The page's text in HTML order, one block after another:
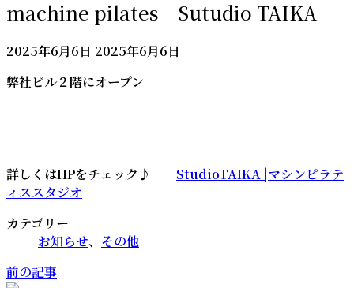
machine pilates Sutudio TAIKA
2025年6月6日 最
更
2025年6月6日
弊社ビル２階にオープン
詳しくはHPをチェック♪ StudioTAIKA |マシンピラテ
ィススタジオ
カテゴリー
お知らせ、 その他
前の記事